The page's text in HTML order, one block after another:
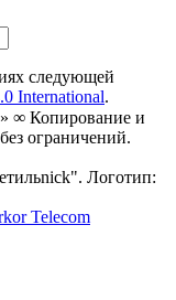
следующей
International.
» ∞ Копирование и
ограничений.
Логотип:
Telecom